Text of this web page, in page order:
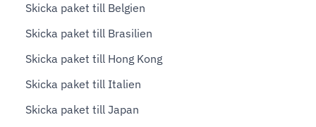
Skicka paket till Belgien
Skicka paket till Brasilien
Skicka paket till Hong Kong
Skicka paket till Italien
Skicka paket till Japan